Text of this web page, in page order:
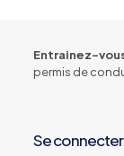
Entrainez-
permis de
Se connecter